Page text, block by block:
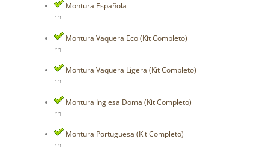
Montura Española
rn
Montura Vaquera Eco (Kit Completo)
rn
Montura Vaquera Ligera (Kit Completo)
rn
Montura Inglesa Doma (Kit Completo)
rn
Montura Portuguesa (Kit Completo)
rn